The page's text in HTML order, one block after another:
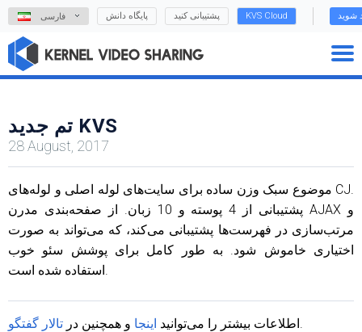
فارسی پایگاه دانش پشتیبانی کنید KVS Cloud شوید
تم جدید KVS
28 August, 2017
موضوع سبک وزن ساده برای سایت‌های لوله اصلی و لوله‌های CJ.
پشتیبانی از 4 پوسته و 10 زبان. از صفحه‌بندی مدرن AJAX و
مرتب‌سازی در فهرست‌ها پشتیبانی می‌کند، که می‌تواند به صورت
اختیاری خاموش شود. به طور کامل برای پوشش سئو خوب
استفاده شده است.
اطلاعات بیشتر را می‌توانید اینجا و همچنین در تالار گفتگو .